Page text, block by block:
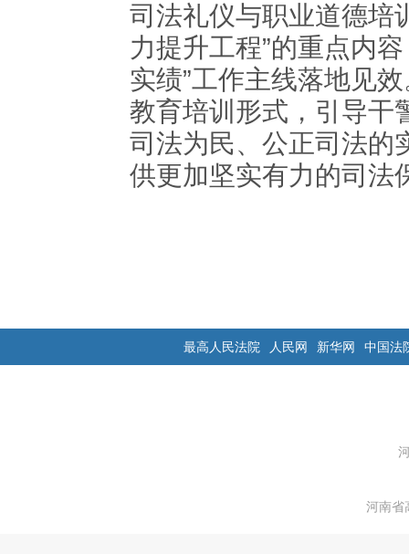
司法礼仪与职业道德培
力提升工程”的重点内
实绩”工作主线落地见
教育培训形式，引导干
司法为民、公正司法的
供更加坚实有力的司法
最高人民法院 人民网 新华网 中国法
河南省